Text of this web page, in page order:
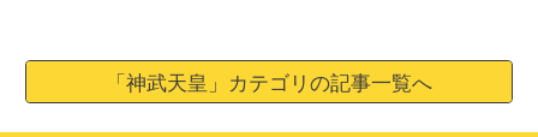
「神武天皇」カテゴリの記事一覧へ